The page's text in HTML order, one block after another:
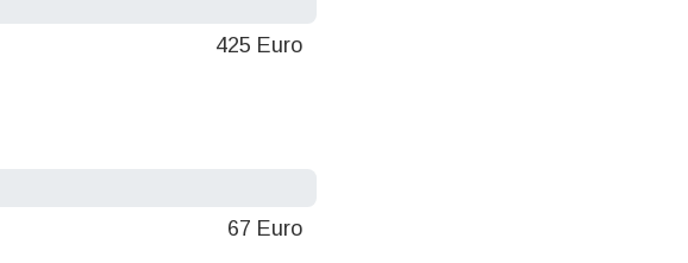
425 Euro
67 Euro